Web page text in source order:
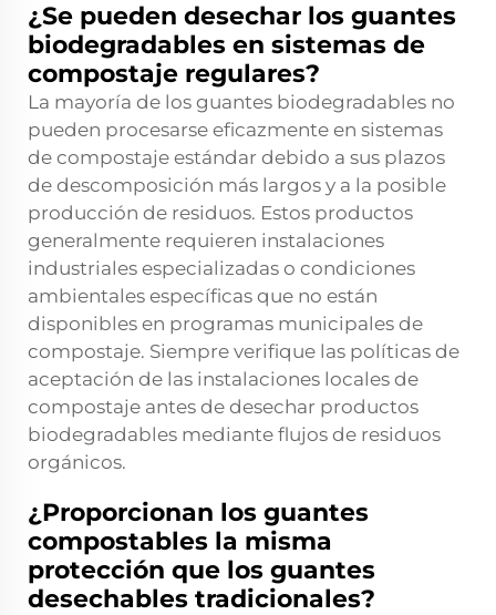
¿Se pueden desechar los guantes
biodegradables en sistemas de
compostaje regulares?
La mayoría de los guantes biodegradables no
pueden procesarse eficazmente en sistemas
de compostaje estándar debido a sus plazos
de descomposición más largos y a la posible
producción de residuos. Estos productos
generalmente requieren instalaciones
industriales especializadas o condiciones
ambientales específicas que no están
disponibles en programas municipales de
compostaje. Siempre verifique las políticas de
aceptación de las instalaciones locales de
compostaje antes de desechar productos
biodegradables mediante flujos de residuos
orgánicos.
¿Proporcionan los guantes
compostables la misma
protección que los guantes
desechables tradicionales?